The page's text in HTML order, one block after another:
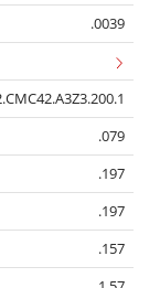
.0039
.079
.197
.197
.157